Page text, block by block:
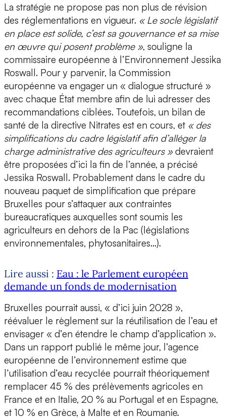
La stratégie ne propose pas non plus de révision
des réglementations en vigueur. « Le socle législatif
en place est solide, c’est sa gouvernance et sa mise
en œuvre qui posent problème », souligne la
commissaire européenne à l’Environnement Jessika
Roswall. Pour y parvenir, la Commission
européenne va engager un « dialogue structuré »
avec chaque État membre afin de lui adresser des
recommandations ciblées. Toutefois, un bilan de
santé de la directive Nitrates est en cours, et « des
simplifications du cadre législatif afin d’alléger la
charge administrative des agriculteurs »devraient
être proposées d’ici la fin de l’année, a précisé
Jessika Roswall. Probablement dans le cadre du
nouveau paquet de simplification que prépare
Bruxelles pour s’attaquer aux contraintes
bureaucratiques auxquelles sont soumis les
agriculteurs en dehors de la Pac (législations
environnementales, phytosanitaires…).
Lire aussi : Eau : le Parlement européen
demande un fonds de modernisation
Bruxelles pourrait aussi, « d’ici juin 2028 »,
réévaluer le règlement sur la réutilisation de l’eau et
envisager « d’en étendre le champ d’application ».
Dans un rapport publié le même jour, l’agence
européenne de l’environnement estime que
l’utilisation d’eau recyclée pourrait théoriquement
remplacer 45 % des prélèvements agricoles en
France et en Italie, 20 % au Portugal et en Espagne,
et 10 % en Grèce, à Malte et en Roumanie.